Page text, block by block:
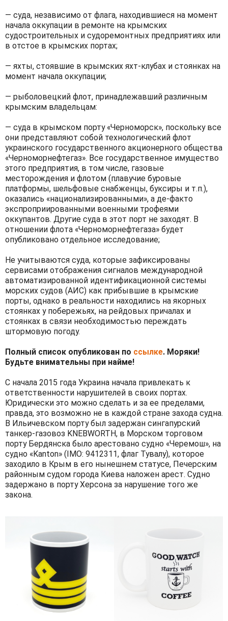
— суда, независимо от флага, находившиеся на момент
начала оккупации в ремонте на крымских
судостроительных и судоремонтных предприятиях или
в отстое в крымских портах;
— яхты, стоявшие в крымских яхт-клубах и стоянках на
момент начала оккупации;
— рыболовецкий флот, принадлежавший различным
крымским владельцам:
— суда в крымском порту «Черноморск», поскольку все
они представляют собой технологический флот
украинского государственного акционерного общества
«Черноморнефтегаз». Все государственное имущество
этого предприятия, в том числе, газовые
месторождения и флотом (плавучие буровые
платформы, шельфовые снабженцы, буксиры и т.п.),
оказались «национализированными», а де-факто
экспроприированными военными трофеями
оккупантов. Другие суда в этот порт не заходят. В
отношении флота «Черноморнефтегаза» будет
опубликовано отдельное исследование;
Не учитываются суда, которые зафиксированы
сервисами отображения сигналов международной
автоматизированной идентификационной системы
морских судов (АИС) как прибывшие в крымские
порты, однако в реальности находились на якорных
стоянках у побережьях, на рейдовых причалах и
стоянках в связи необходимостью переждать
штормовую погоду.
Полный список опубликован по ссылке. Моряки!
Будьте внимательны при найме!
С начала 2015 года Украина начала привлекать к
ответственности нарушителей в своих портах.
Юридически это можно сделать и за ее пределами,
правда, это возможно не в каждой стране захода судна.
В Ильичевском порту был задержан сингапурский
танкер-газовоз KNEBWORTH, в Морском торговом
порту Бердянска было арестовано судно «Черемош», на
судно «Kanton» (IMO: 9412311, флаг Тувалу), которое
заходило в Крым в его нынешнем статусе, Печерским
районным судом города Киева наложен арест. Судно
задержано в порту Херсона за нарушение того же
закона.